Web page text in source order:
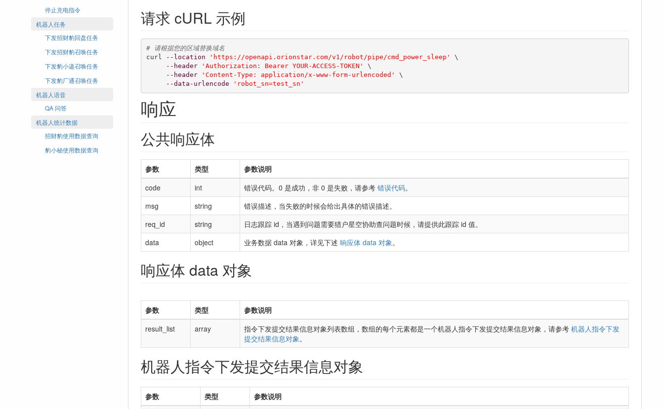
停止充电指令
机器人任务
下发招财豹回盘任务
下发招财豹召唤任务
下发豹小递召唤任务
下发豹厂通召唤任务
机器人语音
QA 问答
机器人统计数据
招财豹使用数据查询
豹小秘使用数据查询
请求 cURL 示例
# 请根据您的区域替换域名
curl
--location 'https://openapi.orionstar.com/v1/robot/pipe/cmd_power_sleep'
\
--header
'Authorization: Bearer YOUR-ACCESS-TOKEN'
\
--header
'Content-Type: application/x-www-form-urlencoded'
\
--data-urlencode
'robot_sn=test_sn'
响应
公共响应体
参数 类型
参数说明
code
int 错误代码。0 是成功，非 0 是失败，请参考 错误代码。
msg
string
错误描述，当失败的时候会给出具体的错误描述。
req_id
string
日志跟踪 id，当遇到问题需要猎户星空协助查问题时候，请提供此跟踪 id 值。
data
object 业务数据 data 对象，详见下述 响应体 data 对象。
响应体 data 对象
参数 类型
参数说明
result_list
array 指令下发提交结果信息对象列表数组，数组的每个元素都是一个机器人指令下发提交结果信息对象，请参考 机器人指令下发
提交结果信息对象 。
机器人指令下发提交结果信息对象
参数 类型
参数说明